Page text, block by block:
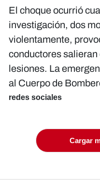
El choque ocurrió
investigación, dos
violentamente,
conductores
lesiones. La
al Cuerpo de
redes sociales
Cargar